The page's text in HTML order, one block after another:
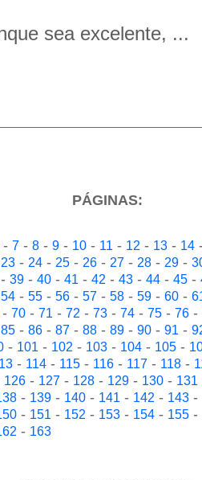
sea excelente, ...
PÁGINAS:
7- 8- 9- 10- 11- 12- 13- 14
23- 24- 25- 26- 27- 28- 29-
39- 40- 41- 42- 43- 44- 45-
54- 55- 56- 57- 58- 59- 60-
70- 71- 72- 73- 74- 75- 76-
85- 86- 87- 88- 89- 90- 91-
- 101- 102- 103- 104- 105-
- 114- 115- 116- 117- 118-
126- 127- 128- 129- 130- 131
- 139- 140- 141- 142- 143-
- 151- 152- 153- 154- 155-
- 163